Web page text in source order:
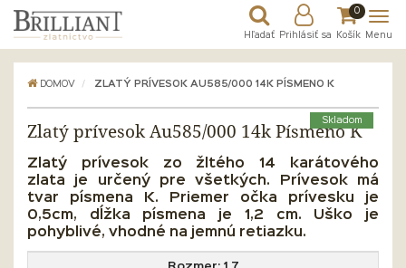
Hľadať Prihlásiť sa
0
Košík Menu
DOMOV ZLATÝ PRÍVESOK AU585/000 14K PÍSMENO K
Skladom
Zlatý prívesok Au585/000 14k Písmeno K
Zlatý prívesok zo žltého 14 karátového
zlata je určený pre všetkých. Prívesok má
tvar písmena K. Priemer očka prívesku je
0,5cm, dĺžka písmena je 1,2 cm. Uško je
pohyblivé, vhodné na jemnú retiazku.